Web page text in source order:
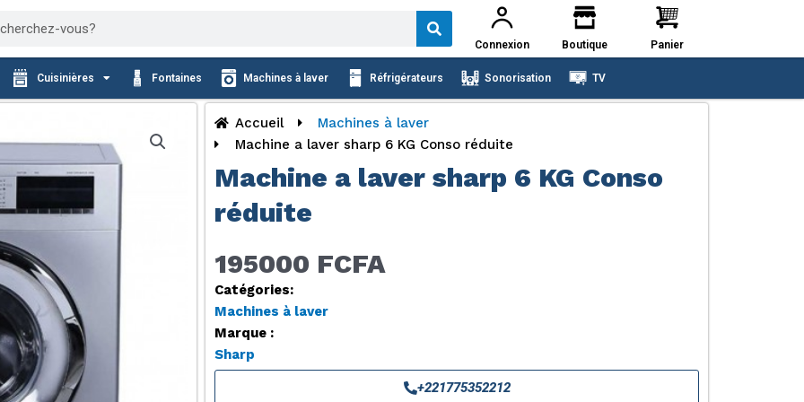
Connexion Boutique Panier
Cuisinières Fontaines Machines à laver Réfrigérateurs Sonorisation TV
Accueil
Machines à laver
Machine a laver sharp 6 KG Conso réduite
Machine a laver sharp 6 KG Conso
réduite
195000 FCFA
Catégories:
Machines à laver
Marque :
Sharp
+221775352212